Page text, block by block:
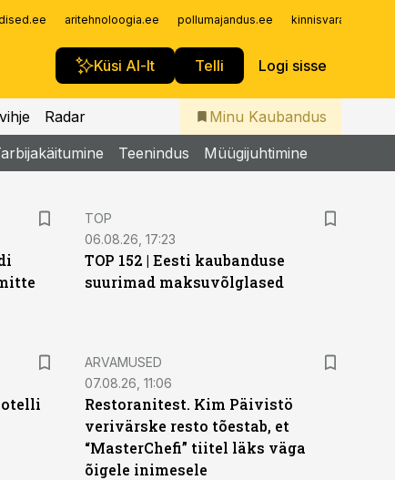
aritehnoloogia.ee pollumajandus.ee
Küsi AI-lt Telli Logi sisse
Iseteenindus
Telli Kaubandus
Radar
Minu Kaubandus
Teenindus Müügijuhtimine
TOP
06.08.26, 17:23
TOP 152 | Eesti kaubanduse
suurimad maksuvõlglased
ARVAMUSED
07.08.26, 11:06
Restoranitest. Kim Päivistö
verivärske resto tõestab, et
“MasterChefi” tiitel läks väga
õigele inimesele